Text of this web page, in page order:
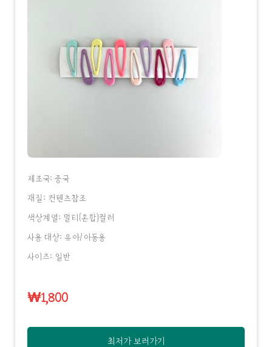
제조국: 중국
재질: 컨텐츠참조
색상계열: 멀티(혼합)컬러
사용 대상: 유아/아동용
사이즈: 일반
₩1,800
최저가 보러가기